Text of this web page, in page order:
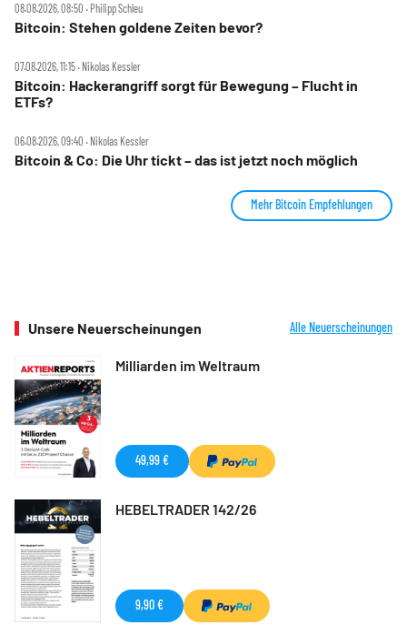
08.08.2026, 08:50 ‧ Philipp Schleu
Bitcoin: Stehen goldene Zeiten bevor?
07.08.2026, 11:15 ‧ Nikolas Kessler
Bitcoin: Hackerangriff sorgt für Bewegung – Flucht in
ETFs?
06.08.2026, 09:40 ‧ Nikolas Kessler
Bitcoin & Co: Die Uhr tickt – das ist jetzt noch möglich
Mehr Bitcoin Empfehlungen
Unsere Neuerscheinungen Alle Neuerscheinungen
Milliarden im Weltraum
49,99 €
HEBELTRADER 142/26
9,90 €